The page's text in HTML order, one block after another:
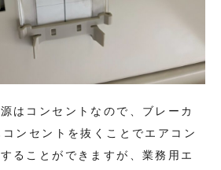
はコンセントなので、ブレーカ
ンセントを抜くことでエアコン
ることができますが、業務用エ